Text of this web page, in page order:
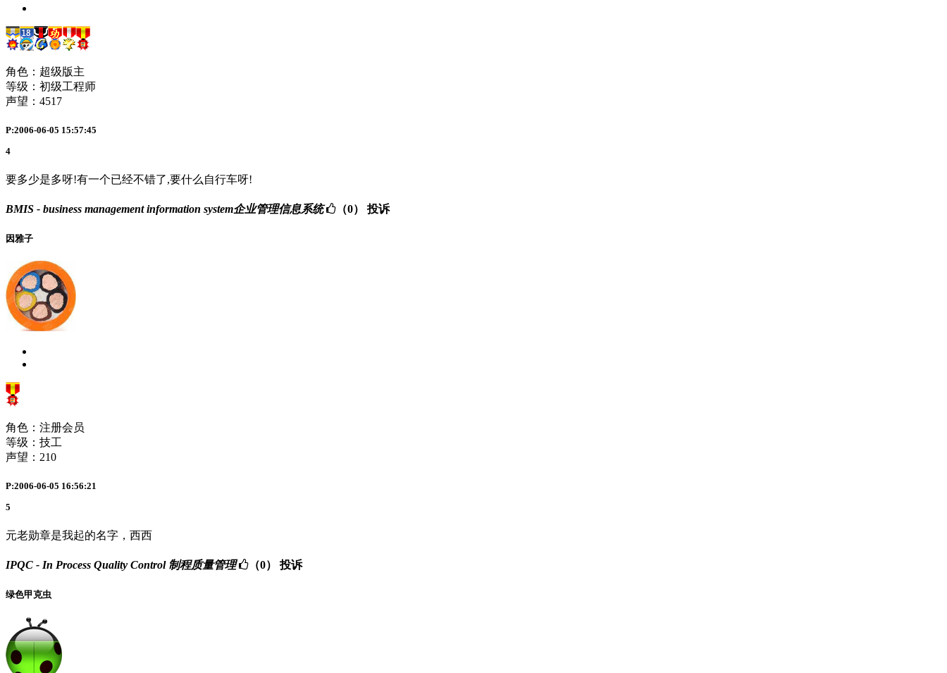
角色：超级版主
等级：初级工程师
声望： 4517
P:2006-06-05 15:57:45
4
要多少是多呀!有一个已经不错了,要什么自行车呀!
BMIS - business management information system企业管理信息系统 （0） 投诉
因雅子
角色：注册会员
等级：技工
声望： 210
P:2006-06-05 16:56:21
5
元老勋章是我起的名字，西西
IPQC - In Process Quality Control 制程质量管理 （0） 投诉
绿色甲克虫